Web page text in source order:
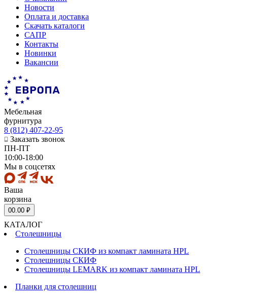
Новости
Оплата и доставка
Скачать каталоги
САПР
Контакты
Новинки
Вакансии
Мебельная
фурнитура
8 (812) 407-22-95
Заказать звонок
ПН-ПТ
10:00-18:00
Мы в соцсетях
Ваша
корзина
00.00 ₽
КАТАЛОГ
Столешницы
Столешницы СКИФ из компакт ламината HPL
Столешницы СКИФ
Столешницы LEMARK из компакт ламината HPL
Планки для столешниц